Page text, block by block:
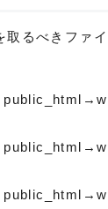
取るべきファ